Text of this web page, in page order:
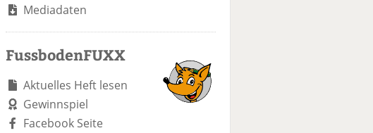
Mediadaten
FussbodenFUXX
Aktuelles Heft lesen
Gewinnspiel
Facebook Seite